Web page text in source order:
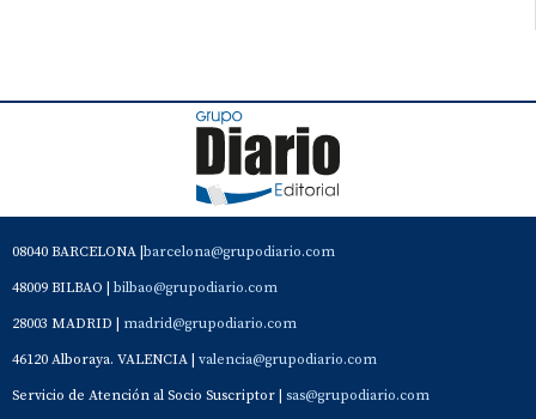
08040 BARCELONA | barcelona@grupodiario.com
48009 BILBAO | bilbao@grupodiario.com
28003 MADRID | madrid@grupodiario.com
46120 Alboraya. VALENCIA | valencia@grupodiario.com
Servicio de Atención al Socio Suscriptor | sas@grupodiario.com